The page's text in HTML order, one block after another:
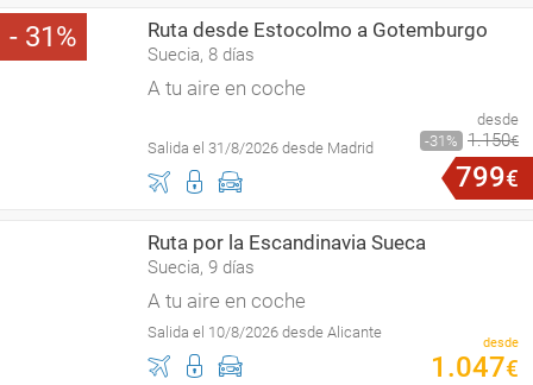
31 Ruta desde Estocolmo a Gotemburgo
Suecia, 8 días
A tu aire en coche
Salida el 31/8/2026 desde Madrid
desde
31
1.150€
799€
Ruta por la Escandinavia Sueca
Suecia, 9 días
A tu aire en coche
Salida el 10/8/2026 desde Alicante
desde
1 .047€